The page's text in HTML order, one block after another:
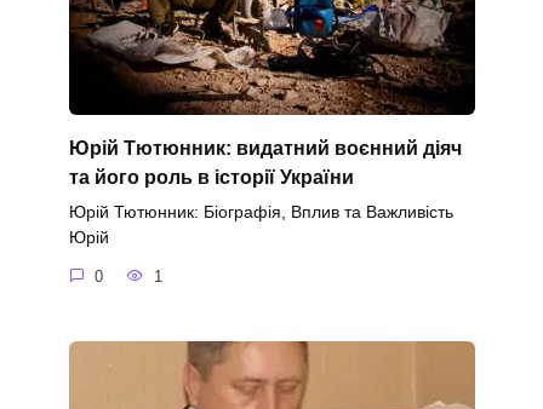
Юрій Тютюнник: видатний воєнний діяч
та його роль в історії України
Юрій Тютюнник: Біографія, Вплив та Важливість
Юрій
0 1